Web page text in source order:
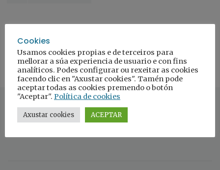
Cookies
Usamos cookies propias e de terceiros para
mellorar a súa experiencia de usuario e con fins
analíticos. Podes configurar ou rexeitar as cookies
facendo clic en "Axustar cookies". Tamén pode
aceptar todas as cookies premendo o botón
"Aceptar". Política de cookies
Axustar cookies ACEPTAR